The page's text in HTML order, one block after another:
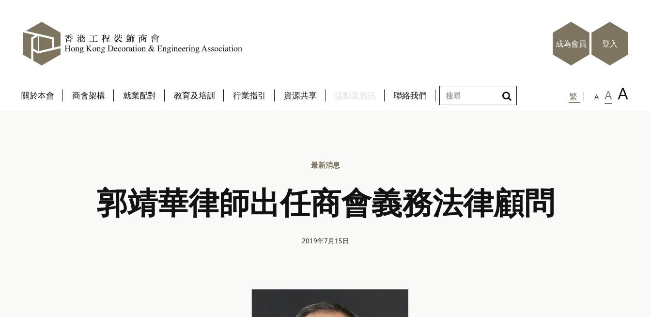
成為會員 登入
關於本會 商會架構 就業配對 教育及培訓 行業指引 資源共享 活動及資訊 聯絡我們 繁 A A A
最新消息
郭靖華律師出任商會義務法律顧問
2019年7月15日